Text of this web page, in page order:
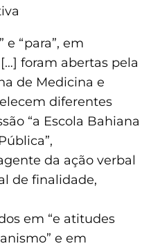
e “para”, em
foram abertas pela
de Medicina e
diferentes
“a Escola Bahiana
da ação verbal
de finalidade,
em “e atitudes
e em